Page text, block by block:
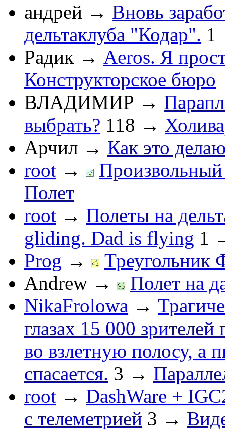
андрей → Вновь
дельтаклуба "Кодар". 1
Радик → Aeros. Я
Конструкторское бюро
ВЛАДИМИР →
выбрать? 118 →
Арчил → Как это
root →
Полет
root → Полеты на
gliding. Dad is flying 1
Prog →
Andrew →
Полет на
NikaFrolowa →
глазах 15 000
во взлетную полосу, а
спасается. 3 →
root → DashWare +
с телеметрией 3 →